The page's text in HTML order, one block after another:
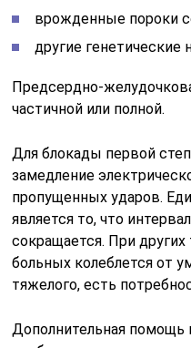
врожденные пороки
другие генетические
Предсердно-
частичной или полной.
Для блокады первой
замедление
пропущенных ударов.
является то, что
сокращается. При
больных колеблется от
тяжелого, есть
Дополнительная помощь